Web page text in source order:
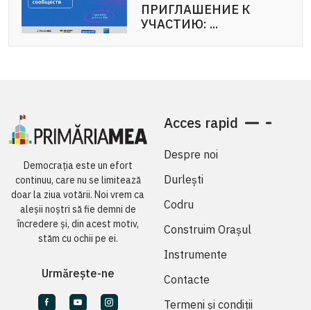
ПРИГЛАШЕНИЕ К
УЧАСТИЮ: ...
Democrația este un efort
continuu, care nu se limitează
doar la ziua votării. Noi vrem ca
aleșii noștri să fie demni de
încredere și, din acest motiv,
stăm cu ochii pe ei.
Urmărește-ne
Acces rapid
Despre noi
Durlești
Codru
Construim Orașul
Instrumente
Contacte
Termeni și condiții